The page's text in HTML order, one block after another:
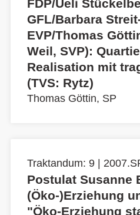
FDP/Ueli
GFL/Barbara
EVP/Thomas
Weil, SVP):
Realisation mit
(TVS: Rytz)
Thomas Göttin, SP
Traktandum: 9 |
Postulat Susanne
(Öko-)Erziehung
"Öko-Erziehung